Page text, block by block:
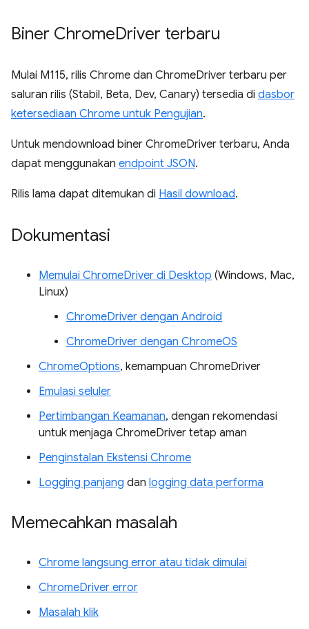
Biner ChromeDriver terbaru
Mulai M115, rilis Chrome dan ChromeDriver terbaru per
saluran rilis (Stabil, Beta, Dev, Canary) tersedia di dasbor
ketersediaan Chrome untuk Pengujian.
Untuk mendownload biner ChromeDriver terbaru, Anda
dapat menggunakan endpoint JSON.
Rilis lama dapat ditemukan di Hasil download.
Dokumentasi
Memulai ChromeDriver di Desktop (Windows, Mac,
Linux)
ChromeDriver dengan Android
ChromeDriver dengan ChromeOS
ChromeOptions, kemampuan ChromeDriver
Emulasi seluler
Pertimbangan Keamanan, dengan rekomendasi
untuk menjaga ChromeDriver tetap aman
Penginstalan Ekstensi Chrome
Logging panjang dan logging data performa
Memecahkan masalah
Chrome langsung error atau tidak dimulai
ChromeDriver error
Masalah klik